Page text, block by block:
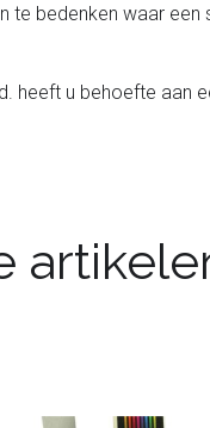
te bedenken waar
heeft u behoefte aan